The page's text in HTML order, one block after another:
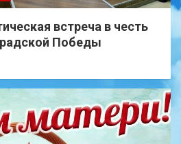
встреча в честь
Победы